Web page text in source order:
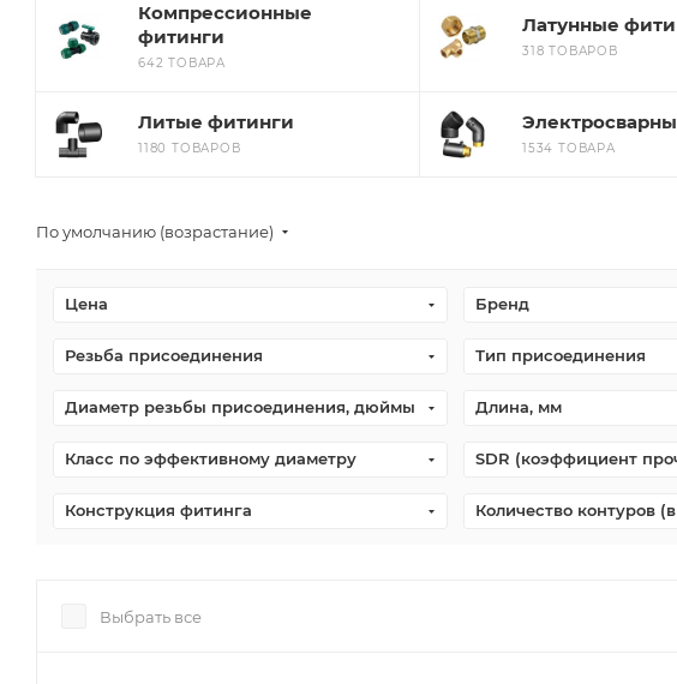
Компрессионные
фитинги
642 ТОВАРА
Латунные
318 ТОВАРОВ
Литые фитинги
1180 ТОВАРОВ 1534 ТОВАРА
По умолчанию (возрастание)
Цена Бренд
Резьба присоединения Тип присоединения
Диаметр резьбы присоединения, дюймы Длина, мм
Класс по эффективному диаметру SDR (коэффициент
Конструкция фитинга Количество контуров
Выбрать все